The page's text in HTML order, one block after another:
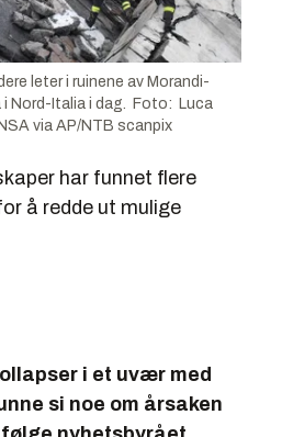
leter i ruinene av Morandi-
i Nord-Italia i dag. Foto: Luca
via AP/NTB scanpix
har funnet flere
å redde ut mulige
i et uvær med
si noe om årsaken